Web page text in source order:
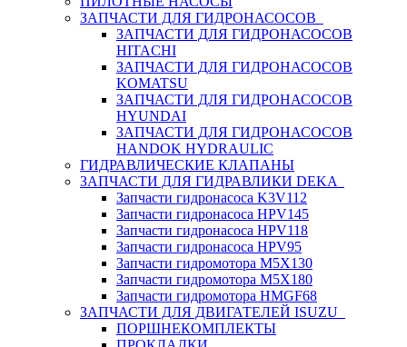
ЗАПЧАСТИ ДЛЯ ГИДРОНАСОСОВ
ЗАПЧАСТИ ДЛЯ ГИДРОНАСОСОВ
HITACHI
ЗАПЧАСТИ ДЛЯ ГИДРОНАСОСОВ
KOMATSU
ЗАПЧАСТИ ДЛЯ ГИДРОНАСОСОВ
HYUNDAI
ЗАПЧАСТИ ДЛЯ ГИДРОНАСОСОВ
HANDOK HYDRAULIC
ГИДРАВЛИЧЕСКИЕ КЛАПАНЫ
ЗАПЧАСТИ ДЛЯ ГИДРАВЛИКИ DEKA
Запчасти гидронасоса K3V112
Запчасти гидронасоса HPV145
Запчасти гидронасоса HPV118
Запчасти гидронасоса HPV95
Запчасти гидромотора M5X130
Запчасти гидромотора M5X180
Запчасти гидромотора HMGF68
ЗАПЧАСТИ ДЛЯ ДВИГАТЕЛЕЙ ISUZU
ПОРШНЕКОМПЛЕКТЫ